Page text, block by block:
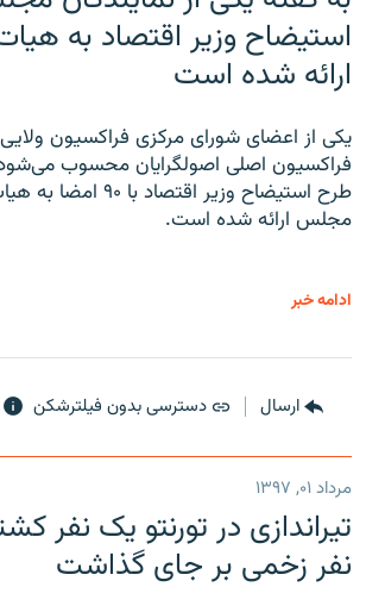
استیضاح وزیر اقتصاد به
ارائه شده است
یکی از اعضای شورای مرکزی فراکسیون
فراکسیون اصلی اصولگرایان محسوب
طرح استیضاح وزیر اقتصاد با
مجلس ارائه شده است.
ادامه خبر
ارسال دسترسی بدون فیلترشکن
مرداد ۰۱, ۱۳۹۷
نفر زخمی بر جای گذاشت